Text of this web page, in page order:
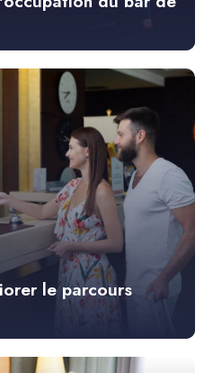
le parcours